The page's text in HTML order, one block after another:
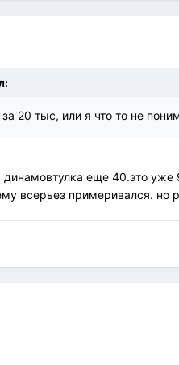
20 тыс, или я что то не
динамовтулка еще 40.это
всерьез примеривался. но